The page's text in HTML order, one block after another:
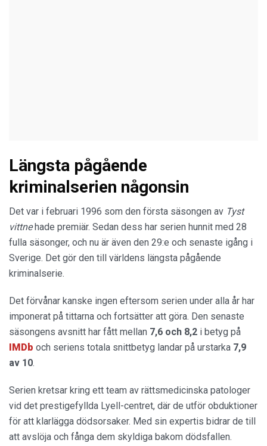
Längsta pågående
kriminalserien någonsin
Det var i februari 1996 som den första säsongen av Tyst
vittnehade premiär. Sedan dess har serien hunnit med 28
fulla säsonger, och nu är även den 29:e och senaste igång i
Sverige. Det gör den till världens längsta pågående
kriminalserie.
Det förvånar kanske ingen eftersom serien under alla år har
imponerat på tittarna och fortsätter att göra. Den senaste
säsongens avsnitt har fått mellan 7,6 och 8,2 i betyg på
IMDb och seriens totala snittbetyg landar på urstarka 7,9
av 10.
Serien kretsar kring ett team av rättsmedicinska patologer
vid det prestigefyllda Lyell-centret, där de utför obduktioner
för att klarlägga dödsorsaker. Med sin expertis bidrar de till
att avslöja och fånga dem skyldiga bakom dödsfallen.